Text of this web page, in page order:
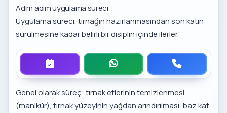
Adım adım uygulama süreci
Uygulama süreci, tırnağın hazırlanmasından son katın
sürülmesine kadar belirli bir disiplin içinde ilerler.
Genel olarak süreç; tırnak etlerinin temizlenmesi
(manikür), tırnak yüzeyinin yağdan arındırılması, baz kat